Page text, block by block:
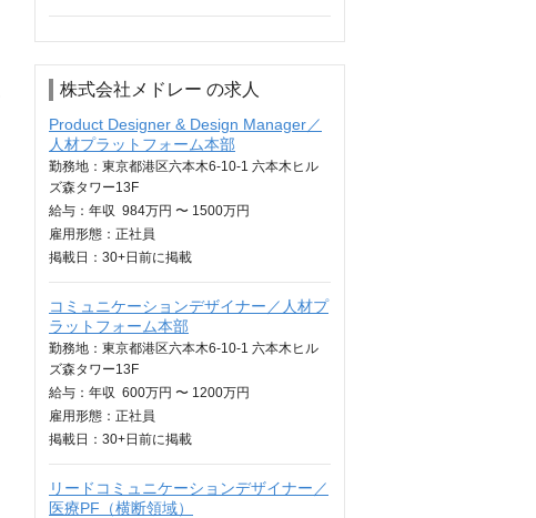
株式会社メドレー の求人
Product Designer & Design Manager／
人材プラットフォーム本部
勤務地：東京都港区六本木6-10-1 六本木ヒル
ズ森タワー13F
給与： 年収 984万円 〜 1500万円
雇用形態：正社員
掲載日： 30+日 前に掲載
コミュニケーションデザイナー／人材プ
ラットフォーム本部
勤務地：東京都港区六本木6-10-1 六本木ヒル
ズ森タワー13F
給与： 年収 600万円 〜 1200万円
雇用形態：正社員
掲載日： 30+日 前に掲載
リードコミュニケーションデザイナー／
医療PF（横断領域）